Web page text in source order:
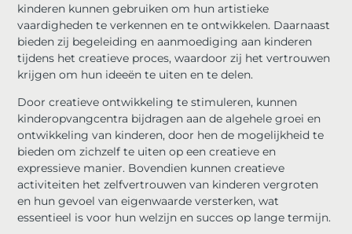
kinderen kunnen gebruiken om hun artistieke
vaardigheden te verkennen en te ontwikkelen. Daarnaast
bieden zij begeleiding en aanmoediging aan kinderen
tijdens het creatieve proces, waardoor zij het vertrouwen
krijgen om hun ideeën te uiten en te delen.
Door creatieve ontwikkeling te stimuleren, kunnen
kinderopvangcentra bijdragen aan de algehele groei en
ontwikkeling van kinderen, door hen de mogelijkheid te
bieden om zichzelf te uiten op een creatieve en
expressieve manier. Bovendien kunnen creatieve
activiteiten het zelfvertrouwen van kinderen vergroten
en hun gevoel van eigenwaarde versterken, wat
essentieel is voor hun welzijn en succes op lange termijn.